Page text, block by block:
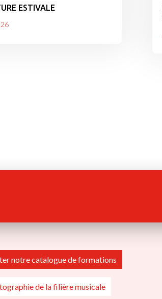
ESTIVALE
notre catalogue de formations
de la filière musicale